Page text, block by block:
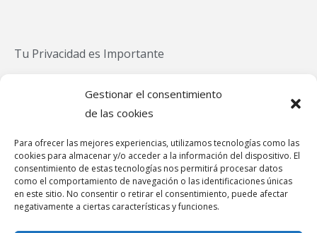
Gestionar el consentimiento
de las cookies
Para ofrecer las mejores experiencias, utilizamos tecnologías como las
cookies para almacenar y/o acceder a la información del dispositivo. El
consentimiento de estas tecnologías nos permitirá procesar datos
como el comportamiento de navegación o las identificaciones únicas
en este sitio. No consentir o retirar el consentimiento, puede afectar
negativamente a ciertas características y funciones.
Tu Privacidad es Importante
Política de cookies (UE)
Canal de denuncias